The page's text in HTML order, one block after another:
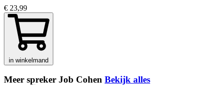
€ 23,99
in winkelmand
Meer spreker Job Cohen Bekijk alles